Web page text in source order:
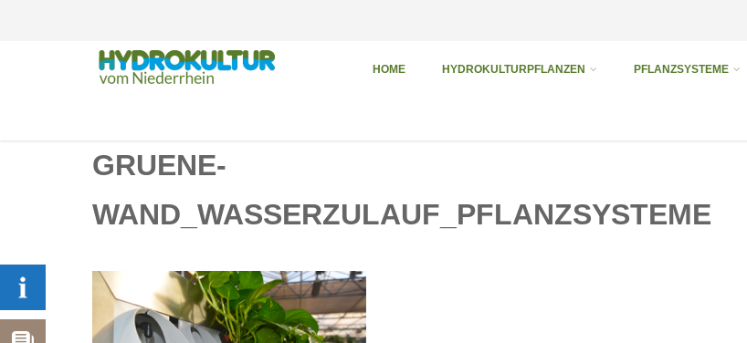
HOME HYDROKULTURPFLANZEN PFLANZSYSTEME
GRUENE-
WAND_WASSERZULAUF_PFLANZSYSTEME